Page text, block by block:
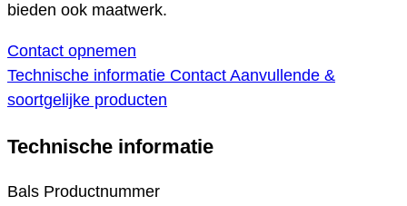
bieden ook maatwerk.
Contact opnemen
Technische informatie Contact Aanvullende &
soortgelijke producten
Technische informatie
Bals Productnummer